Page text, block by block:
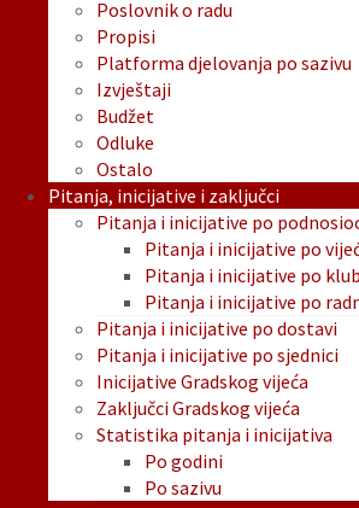
Poslovnik o radu
Propisi
Platforma djelovanja po sazivu
Izvještaji
Budžet
Odluke
Ostalo
Pitanja, inicijative i zaključci
Pitanja i inicijative po
Pitanja i inicijative po
Pitanja i inicijative po
Pitanja i inicijative po
Pitanja i inicijative po dostavi
Pitanja i inicijative po sjednici
Inicijative Gradskog vijeća
Zaključci Gradskog vijeća
Statistika pitanja i inicijativa
Po godini
Po sazivu